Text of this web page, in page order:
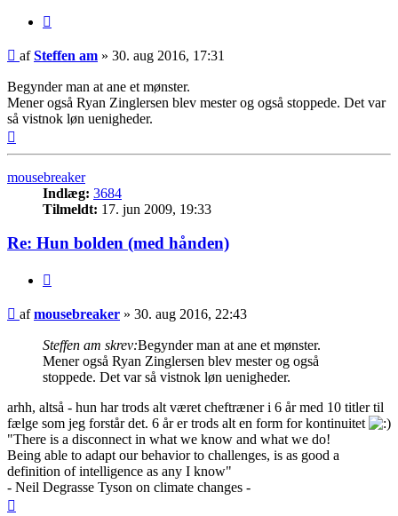
Indlæg
afSteffen am » 30. aug 2016, 17:31
Begynder man at ane et mønster.
Mener også Ryan Zinglersen blev mester og også stoppede. Det var
så vistnok løn uenigheder.
mousebreaker
Indlæg: 3684
Tilmeldt: 17. jun 2009, 19:33
Re: Hun bolden (med hånden)
Indlæg
afmousebreaker » 30. aug 2016, 22:43
Steffen am skrev:Begynder man at ane et mønster.
Mener også Ryan Zinglersen blev mester og også
stoppede. Det var så vistnok løn uenigheder.
arhh, altså - hun har trods alt været cheftræner i 6 år med 10 titler til
fælge som jeg forstår det. 6 år er trods alt en form for kontinuitet
"There is a disconnect in what we know and what we do!
Being able to adapt our behavior to challenges, is as good a
definition of intelligence as any I know"
- Neil Degrasse Tyson on climate changes -